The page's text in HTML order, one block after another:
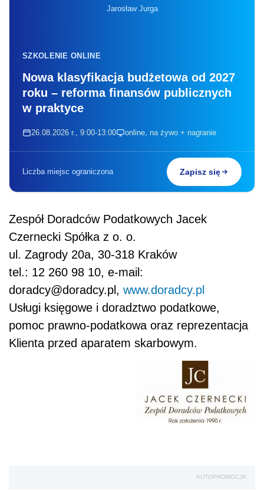
Jarosław Jurga
SZKOLENIE ONLINE
Nowa klasyfikacja budżetowa od 2027
roku – reforma finansów publicznych
w praktyce
26.08.2026 r., 9:00-13:00 online, na żywo + nagranie
Liczba miejsc ograniczona Zapisz się
Zespół Doradców Podatkowych Jacek
Czernecki Spółka z o. o.
ul. Zagrody 20a, 30-318 Kraków
tel.: 12 260 98 10, e-mail:
doradcy@doradcy.pl, www.doradcy.pl
Usługi księgowe i doradztwo podatkowe,
pomoc prawno-podatkowa oraz reprezentacja
Klienta przed aparatem skarbowym.
AUTOPROMOCJA